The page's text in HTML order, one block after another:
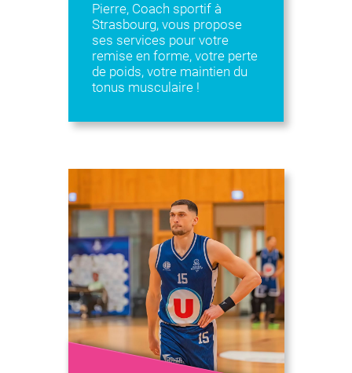
Pierre, Coach sportif à
Strasbourg, vous propose
ses services pour votre
remise en forme, votre perte
de poids, votre maintien du
tonus musculaire !